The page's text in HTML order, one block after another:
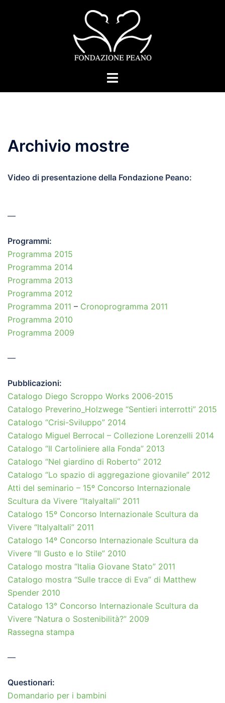
Mostra/Nascondi
Archivio mostre
Video di presentazione della Fondazione Peano:
—
Programmi:
Programma 2015
Programma 2014
Programma 2013
Programma 2012
Programma 2011 – Cronoprogramma 2011
Programma 2010
Programma 2009
—
Pubblicazioni:
Catalogo Diego Scroppo Works 2006-2015
Catalogo Preverino_Holzwege “Sentieri interrotti” 2015
Catalogo “Crisi-Sviluppo” 2014
Catalogo Miguel Berrocal – Collezione Lorenzelli 2014
Catalogo “Il Cartoliniere alla Fonda” 2013
Catalogo “Nel giardino di Roberto” 2012
Catalogo “Lo spazio di aggregazione giovanile” 2012
Atti del seminario – 15º Concorso Internazionale
Scultura da Vivere “ItalyaItali” 2011
Catalogo 15º Concorso Internazionale Scultura da
Vivere “ItalyaItali” 2011
Catalogo 14º Concorso Internazionale Scultura da
Vivere “Il Gusto e lo Stile” 2010
Catalogo mostra “Italia Giovane Stato” 2011
Catalogo mostra “Sulle tracce di Eva” di Matthew
Spender 2010
Catalogo 13° Concorso Internazionale Scultura da
Vivere “Natura o Sostenibilità?” 2009
Rassegna stampa
—
Questionari:
Domandario per i bambini